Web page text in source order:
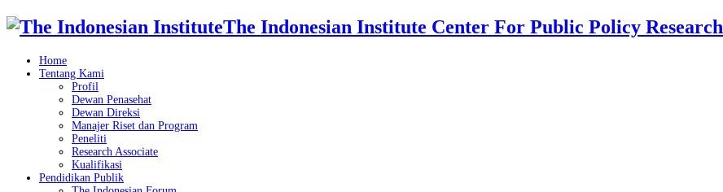
The Indonesian Institute Center For Public Policy Research
Home
Tentang Kami
Profil
Dewan Penasehat
Dewan Direksi
Manajer Riset dan Program
Peneliti
Research Associate
Kualifikasi
Pendidikan Publik